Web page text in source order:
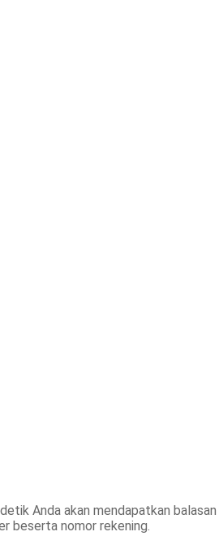
Anda akan mendapatkan balasan
beserta nomor rekening.